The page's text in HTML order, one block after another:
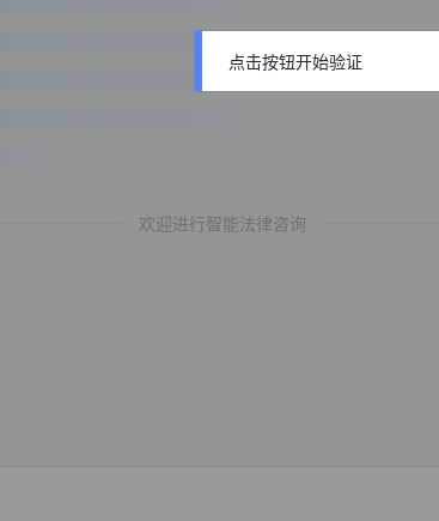
欢迎进行智能法律咨询
点击按钮开始验证